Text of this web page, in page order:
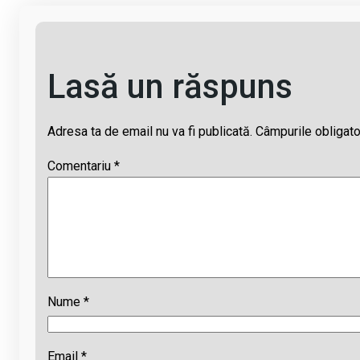
Lasă un răspuns
Adresa ta de email nu va fi publicată. Câmpurile
Comentariu *
Nume *
Email *